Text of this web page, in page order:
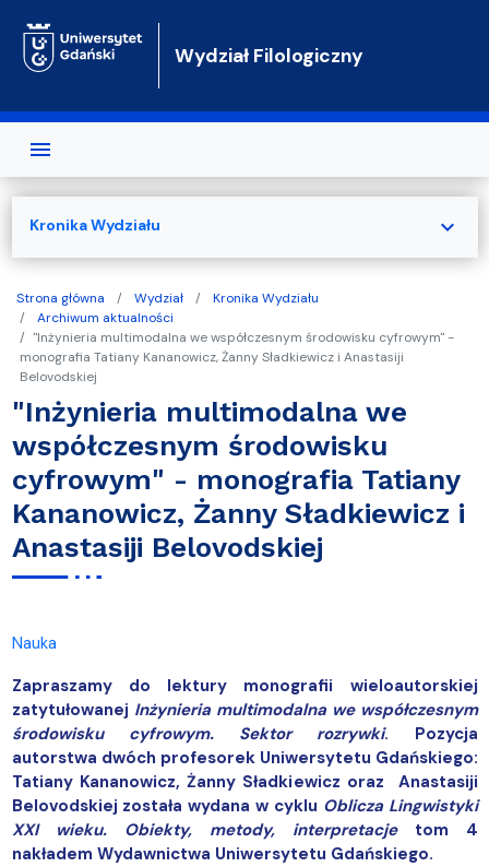
Wydział Filologiczny
Strona główna Wydział
Kronika Wydziału
Archiwum aktualności
"Inżynieria multimodalna we współczesnym środowisku cyfrowym" -
monografia Tatiany Kananowicz, Żanny Sładkiewicz i Anastasiji
Belovodskiej
"Inżynieria multimodalna we
współczesnym środowisku
cyfrowym" - monografia Tatiany
Kananowicz, Żanny Sładkiewicz i
Anastasiji Belovodskiej
Nauka
Zapraszamy do lektury monografii wieloautorskiej
zatytułowanej Inżynieria multimodalna we współczesnym
środowisku cyfrowym. Sektor rozrywki. Pozycja
autorstwa dwóch profesorek Uniwersytetu Gdańskiego:
Tatiany Kananowicz, Żanny Sładkiewicz oraz Anastasiji
Belovodskiej została wydana w cyklu Oblicza Lingwistyki
XXI wieku. Obiekty, metody, interpretacjetom 4
nakładem Wydawnictwa Uniwersytetu Gdańskiego.
Kronika Wydziału expand_more